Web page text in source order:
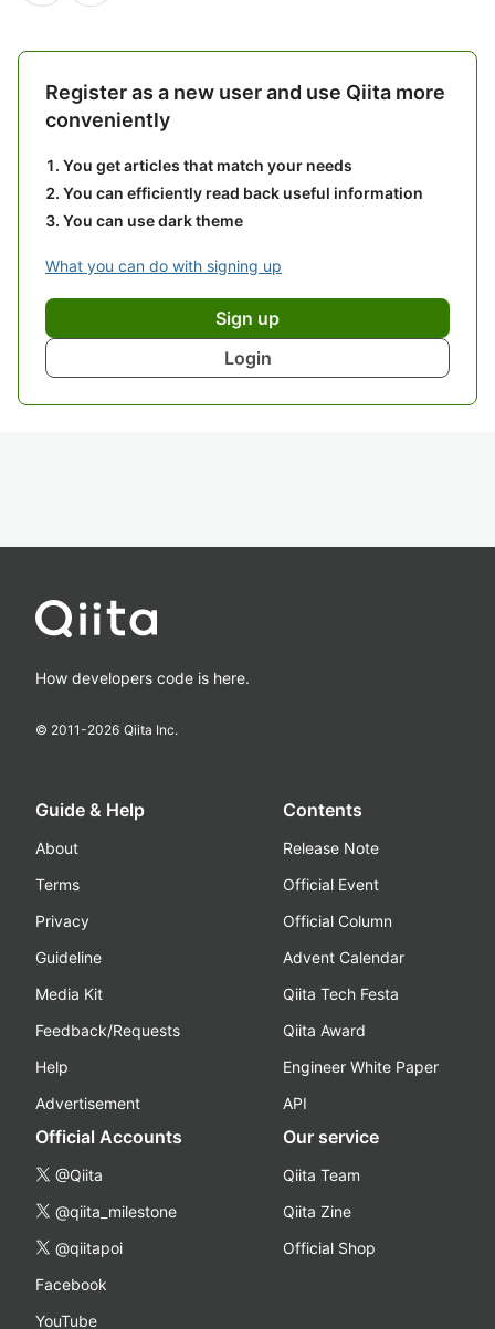
Register as a new user and use Qiita more
conveniently
You get articles that match your needs
You can efficiently read back useful information
You can use dark theme
What you can do with signing up
Sign up
Login
How developers code is here.
© 2011-2026 Qiita Inc.
Guide & Help
About
Terms
Privacy
Guideline
Media Kit
Feedback/Requests
Help
Advertisement
Contents
Release Note
Official Event
Official Column
Advent Calendar
Qiita Tech Festa
Qiita Award
Engineer White Paper
API
Official Accounts
@Qiita
@qiita_milestone
@qiitapoi
Facebook
YouTube
Our service
Qiita Team
Qiita Zine
Official Shop